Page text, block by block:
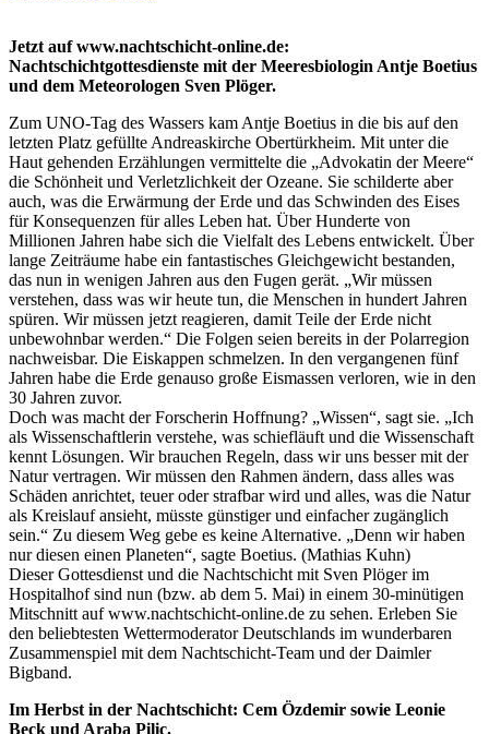
Jetzt auf www.nachtschicht-online.de:
Nachtschichtgottesdienste mit der Meeresbiologin Antje Boetius
und dem Meteorologen Sven Plöger.
Zum UNO-Tag des Wassers kam Antje Boetius in die bis auf den
letzten Platz gefüllte Andreaskirche Obertürkheim. Mit unter die
Haut gehenden Erzählungen vermittelte die „Advokatin der Meere“
die Schönheit und Verletzlichkeit der Ozeane. Sie schilderte aber
auch, was die Erwärmung der Erde und das Schwinden des Eises
für Konsequenzen für alles Leben hat. Über Hunderte von
Millionen Jahren habe sich die Vielfalt des Lebens entwickelt. Über
lange Zeiträume habe ein fantastisches Gleichgewicht bestanden,
das nun in wenigen Jahren aus den Fugen gerät. „Wir müssen
verstehen, dass was wir heute tun, die Menschen in hundert Jahren
spüren. Wir müssen jetzt reagieren, damit Teile der Erde nicht
unbewohnbar werden.“ Die Folgen seien bereits in der Polarregion
nachweisbar. Die Eiskappen schmelzen. In den vergangenen fünf
Jahren habe die Erde genauso große Eismassen verloren, wie in den
30 Jahren zuvor.
Doch was macht der Forscherin Hoffnung? „Wissen“, sagt sie. „Ich
als Wissenschaftlerin verstehe, was schiefläuft und die Wissenschaft
kennt Lösungen. Wir brauchen Regeln, dass wir uns besser mit der
Natur vertragen. Wir müssen den Rahmen ändern, dass alles was
Schäden anrichtet, teuer oder strafbar wird und alles, was die Natur
als Kreislauf ansieht, müsste günstiger und einfacher zugänglich
sein.“ Zu diesem Weg gebe es keine Alternative. „Denn wir haben
nur diesen einen Planeten“, sagte Boetius. (Mathias Kuhn)
Dieser Gottesdienst und die Nachtschicht mit Sven Plöger im
Hospitalhof sind nun (bzw. ab dem 5. Mai) in einem 30-minütigen
Mitschnitt auf www.nachtschicht-online.de zu sehen. Erleben Sie
den beliebtesten Wettermoderator Deutschlands im wunderbaren
Zusammenspiel mit dem Nachtschicht-Team und der Daimler
Bigband.
Im Herbst in der Nachtschicht: Cem Özdemir sowie Leonie
Beck und Araba Pilic.